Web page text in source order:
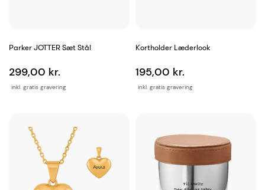
Parker JOTTER Sæt Stål
inkl. gratis gravering
299,00 kr.
Kortholder Læderlook
inkl. gratis gravering
195,00 kr.